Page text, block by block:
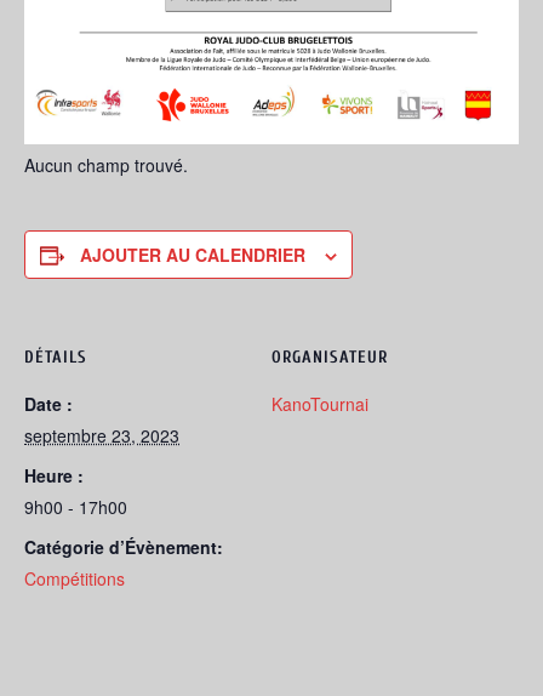
Aucun champ trouvé.
AJOUTER AU CALENDRIER
DÉTAILS
Date :
septembre 23, 2023
Heure :
9h00 - 17h00
Catégorie d’Évènement:
Compétitions
ORGANISATEUR
KanoTournai